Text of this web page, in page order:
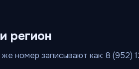
регион
номер записывают как: 8 (952)